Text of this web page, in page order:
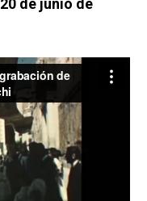
20 de junio de